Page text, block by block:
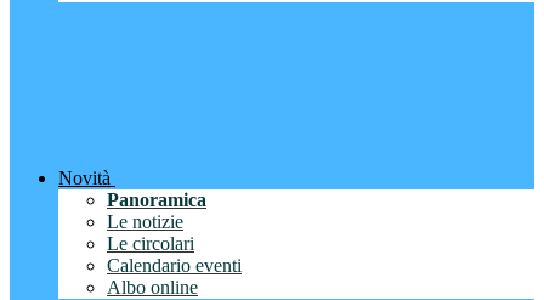
Novità
Panoramica
Le notizie
Le circolari
Calendario eventi
Albo online